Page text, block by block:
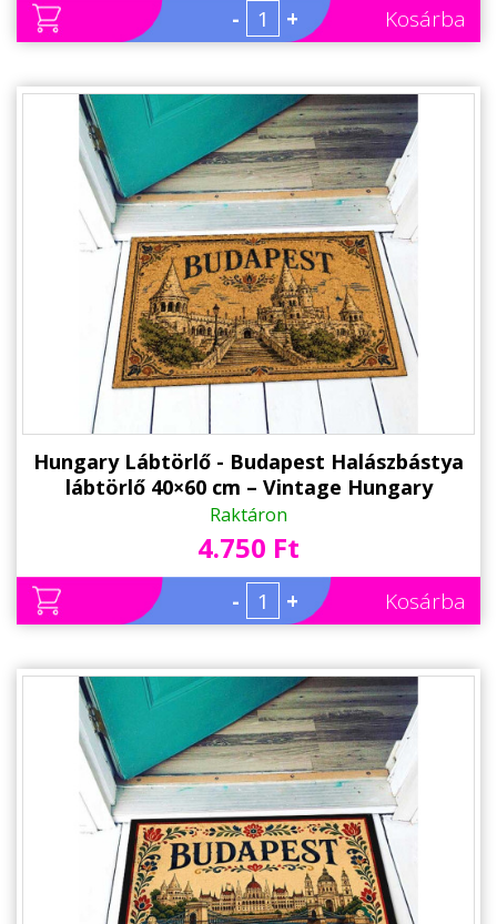
- + Kosárba
Hungary Lábtörlő - Budapest Halászbástya
lábtörlő 40×60 cm – Vintage Hungary
ajándék
Raktáron
4.750 Ft
- + Kosárba